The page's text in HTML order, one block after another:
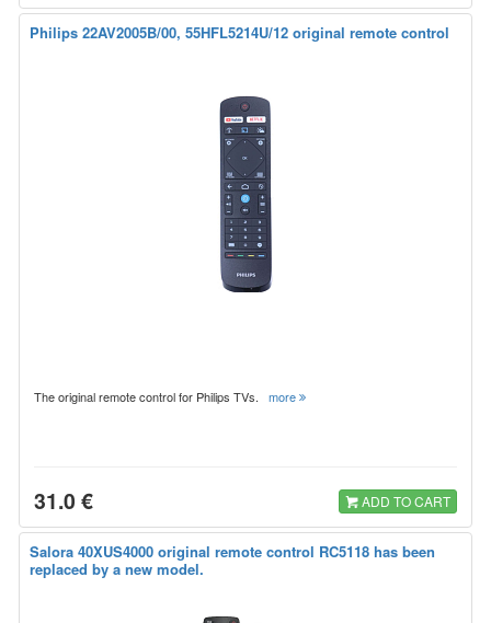
Philips 22AV2005B/00, 55HFL5214U/12 original remote control
The original remote control for Philips TVs. more
31.0 € ADD TO CART
Salora 40XUS4000 original remote control RC5118 has been
replaced by a new model.